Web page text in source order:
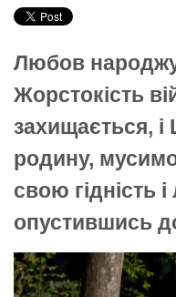
Любов
Жорстокість
захищається,
родину,
свою гідність
опустившись